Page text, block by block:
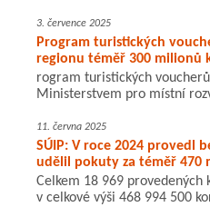
3. července 2025
Program turistických
regionu téměř 300 milionů
rogram turistických
Ministerstvem pro místní
11. června 2025
SÚIP: V roce 2024 provedl
udělil pokuty za téměř 470
Celkem 18 969
v celkové výši 468 994 500